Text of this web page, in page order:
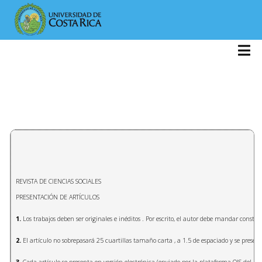
REVISTA DE CIENCIAS SOCIALES
PRESENTACIÓN DE ARTÍCULOS
1. Los trabajos deben ser originales e inéditos . Por escrito, el autor debe mandar
2. El artículo no sobrepasará 25 cuartillas tamaño carta , a 1.5 de espaciado y se